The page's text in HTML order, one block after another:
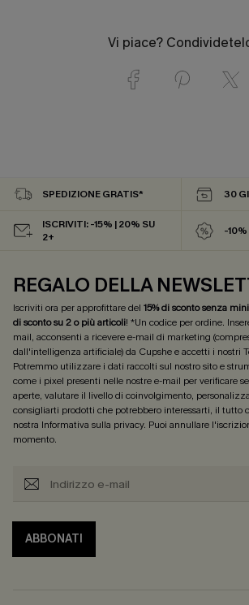
Vi piace?
SPEDIZIONE GRATIS* 30
ISCRIVITI: -15% | 20% SU
2+
-10%
REGALO DELLA
Iscriviti ora per approfittare del 15% di sconto senza
di sconto su 2 o più articoli! *Un codice per ordine.
mail, acconsenti a ricevere e-mail di marketing
dall'intelligenza artificiale) da Cupshe e accetti i nostri
Potremmo utilizzare i dati raccolti sul nostro sito e
come i pixel presenti nelle nostre e-mail per verificare
aperte, valutare il livello di coinvolgimento,
consigliarti prodotti che potrebbero interessarti, il tutto
nostra Informativa sulla privacy. Puoi annullare
momento.
ABBONATI